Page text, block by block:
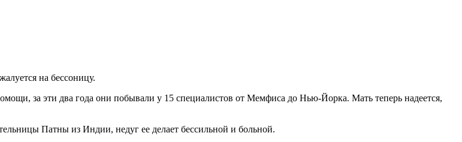
на бессоницу.
за эти два года они побывали у 15 специалистов от Мемфиса до Нью-Йорка. Мать теперь надеется,
Патны из Индии, недуг ее делает бессильной и больной.